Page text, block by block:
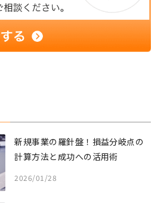
新規事業の羅針盤！損益分岐点の
計算方法と成功への活用術
2026/01/28